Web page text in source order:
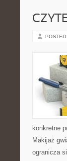
POSTED
konkretne
Makijaż
ogranicza